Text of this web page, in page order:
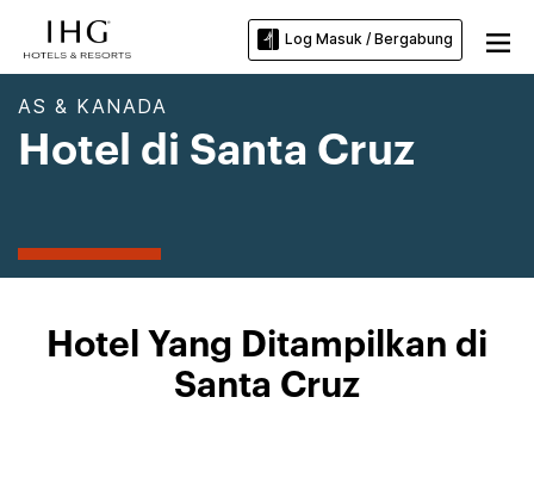
Log Masuk / Bergabung
AS & KANADA
Hotel di Santa Cruz
Hotel Yang Ditampilkan di
Santa Cruz